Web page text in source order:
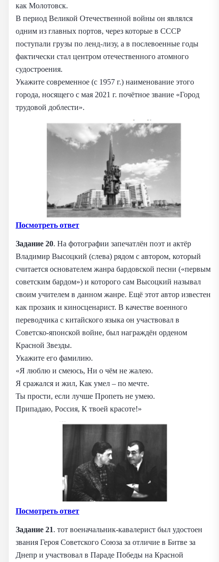
как Молотовск.
В период Великой Отечественной войны он являлся
одним из главных портов, через которые в СССР
поступали грузы по ленд-лизу, а в послевоенные годы
фактически стал центром отечественного атомного
судостроения.
Укажите современное (с 1957 г.) наименование этого
города, носящего с мая 2021 г. почётное звание «Город
трудовой доблести».
Посмотреть ответ
Задание 20. На фотографии запечатлён поэт и актёр
Владимир Высоцкий (слева) рядом с автором, который
считается основателем жанра бардовской песни («первым
советским бардом») и которого сам Высоцкий называл
своим учителем в данном жанре. Ещё этот автор известен
как прозаик и киносценарист. В качестве военного
переводчика с китайского языка он участвовал в
Советско-японской войне, был награждён орденом
Красной Звезды.
Укажите его фамилию.
«Я люблю и смеюсь, Ни о чём не жалею.
Я сражался и жил, Как умел – по мечте.
Ты прости, если лучше Пропеть не умею.
Припадаю, Россия, К твоей красоте!»
Посмотреть ответ
Задание 21. тот военачальник-кавалерист был удостоен
звания Героя Советского Союза за отличие в Битве за
Днепр и участвовал в Параде Победы на Красной